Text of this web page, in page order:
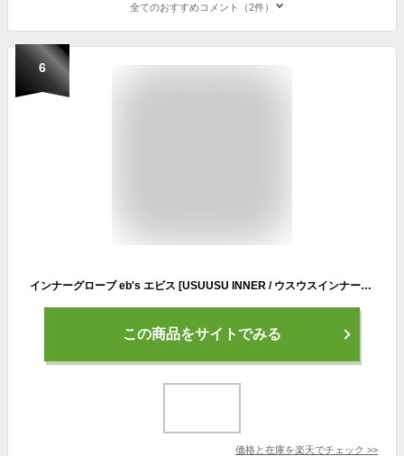
全てのおすすめコメント（2件）
6
インナーグローブ eb's エビス [USUUSU INNER / ウスウスインナー] スマホ スマートフォン対応 スノーボード スノボ スキー 手袋 メンズ レディース ebs
この商品をサイトでみる
価格と在庫を楽天でチェック >>